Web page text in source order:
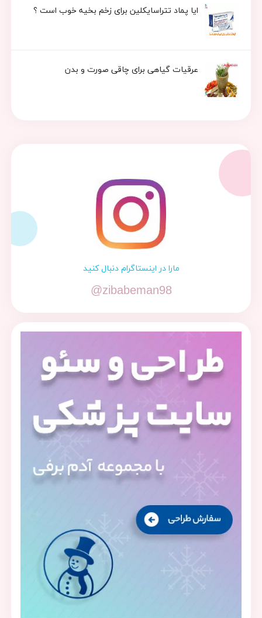
ایا پماد تتراسایکلین برای زخم بخیه خوب است ؟
عرقیات گیاهی برای چاقی صورت و بدن
مارا در اینستاگرام دنبال کنید
@zibabeman98